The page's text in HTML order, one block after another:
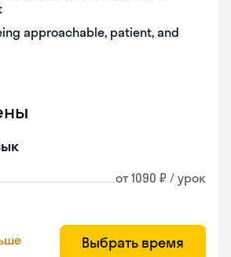
approachable, patient, and
от 1090 ₽ / урок
Выбрать время